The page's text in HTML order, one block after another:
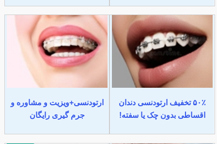
۵۰٪ تخفیف ارتودنسی دندان
اقساطی بدون چک یا سفته!
ارتودنسی+ویزیت و مشاوره و
جرم گیری رایگان